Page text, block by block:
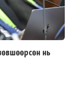
нь